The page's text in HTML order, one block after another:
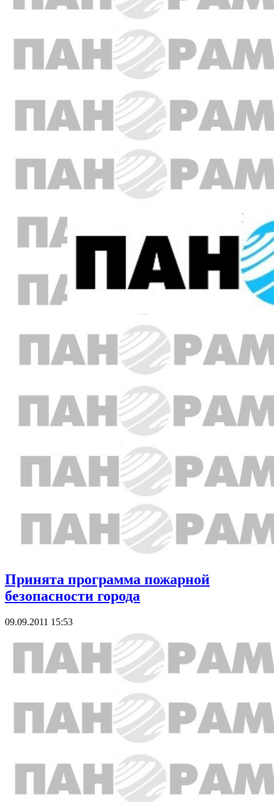
Принята программа пожарной
безопасности города
09.09.2011 15:53